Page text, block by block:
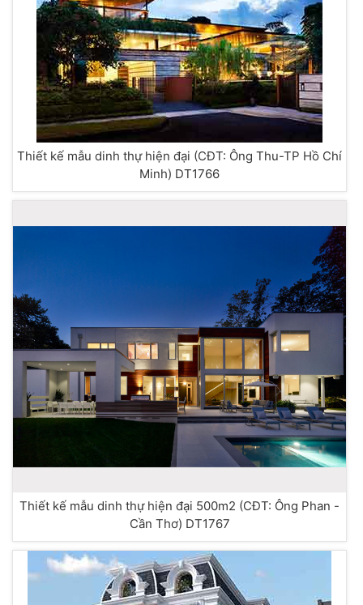
Thiết kế mẫu dinh thự hiện đại (CĐT: Ông Thu-TP Hồ Chí
Minh) DT1766
Thiết kế mẫu dinh thự hiện đại 500m2 (CĐT: Ông Phan -
Cần Thơ) DT1767